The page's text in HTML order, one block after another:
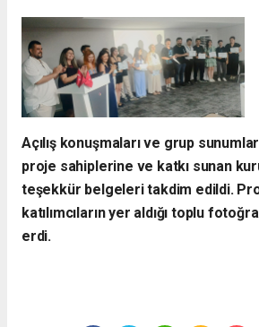
​Açılış konuşmaları ve grup
proje sahiplerine ve katkı sunan
teşekkür belgeleri takdim edildi.
katılımcıların yer aldığı toplu
erdi.